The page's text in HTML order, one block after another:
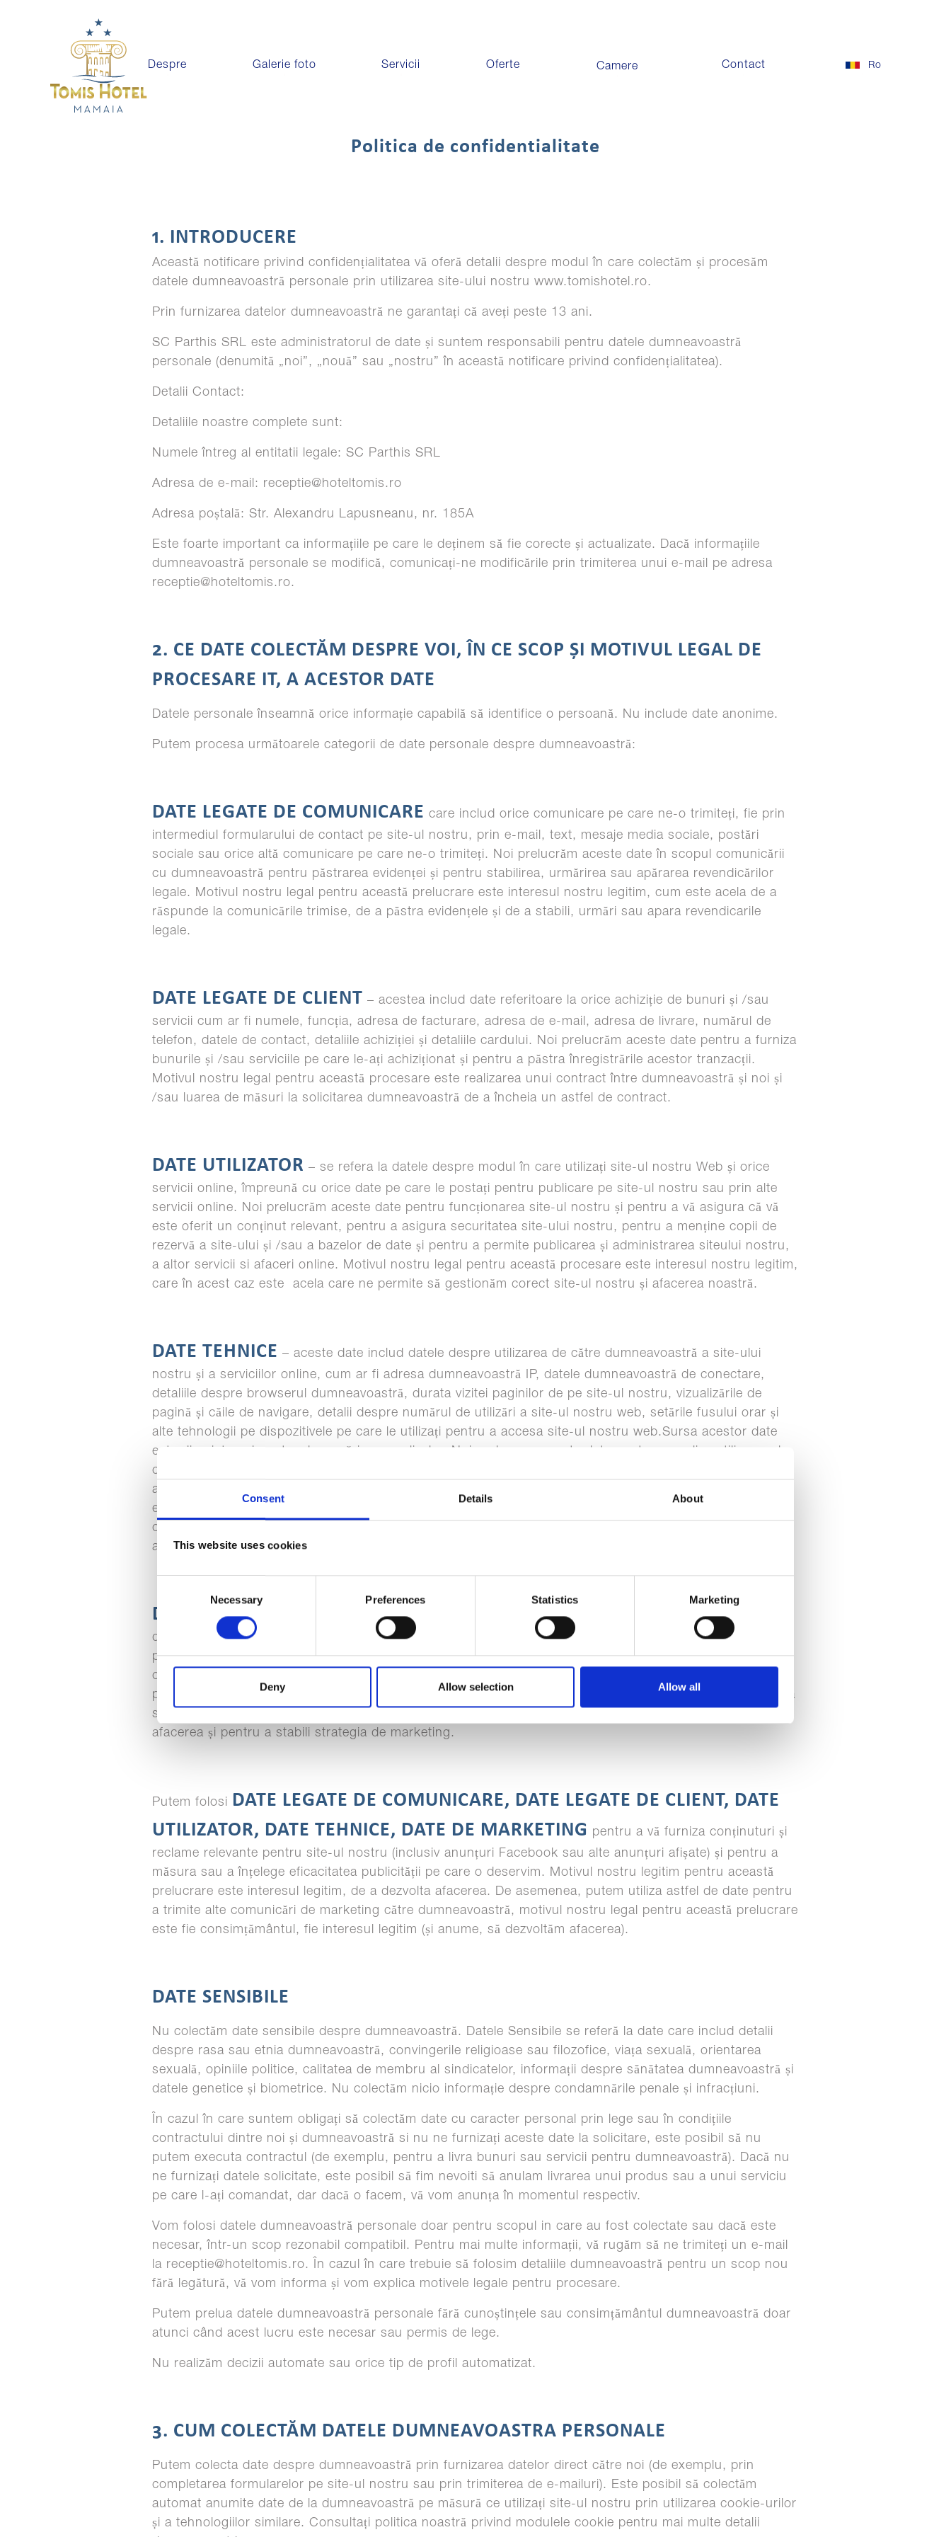
Consent Details About
This website uses cookies
Necessary Preferences Statistics Marketing
Deny Allow selection Allow all
Despre Galerie foto Servicii Oferte Camere Contact Ro
Politica de confidentialitate
1. INTRODUCERE
Această notificare privind confidențialitatea vă oferă detalii despre modul în care colectăm și procesăm
datele dumneavoastră personale prin utilizarea site-ului nostru www.tomishotel.ro.
Prin furnizarea datelor dumneavoastră ne garantați că aveți peste 13 ani.
SC Parthis SRL este administratorul de date și suntem responsabili pentru datele dumneavoastră
personale (denumită „noi”, „nouă” sau „nostru” în această notificare privind confidențialitatea).
Detalii Contact:
Detaliile noastre complete sunt:
Numele întreg al entitatii legale: SC Parthis SRL
Adresa de e-mail: receptie@hoteltomis.ro
Adresa poștală: Str. Alexandru Lapusneanu, nr. 185A
Este foarte important ca informațiile pe care le deținem să fie corecte și actualizate. Dacă informațiile
dumneavoastră personale se modifică, comunicați-ne modificările prin trimiterea unui e-mail pe adresa
receptie@hoteltomis.ro.
2. CE DATE COLECTĂM DESPRE VOI, ÎN CE SCOP ȘI MOTIVUL LEGAL DE
PROCESARE IT, A ACESTOR DATE
Datele personale înseamnă orice informație capabilă să identifice o persoană. Nu include date anonime.
Putem procesa următoarele categorii de date personale despre dumneavoastră:
DATE LEGATE DE COMUNICARE care includ orice comunicare pe care ne-o trimiteți, fie prin
intermediul formularului de contact pe site-ul nostru, prin e-mail, text, mesaje media sociale, postări
sociale sau orice altă comunicare pe care ne-o trimiteți. Noi prelucrăm aceste date în scopul comunicării
cu dumneavoastră pentru păstrarea evidenței și pentru stabilirea, urmărirea sau apărarea revendicărilor
legale. Motivul nostru legal pentru această prelucrare este interesul nostru legitim, cum este acela de a
răspunde la comunicările trimise, de a păstra evidențele și de a stabili, urmări sau apara revendicarile
legale.
DATE LEGATE DE CLIENT – acestea includ date referitoare la orice achiziție de bunuri și /sau
servicii cum ar fi numele, funcția, adresa de facturare, adresa de e-mail, adresa de livrare, numărul de
telefon, datele de contact, detaliile achiziției și detaliile cardului. Noi prelucrăm aceste date pentru a furniza
bunurile și /sau serviciile pe care le-ați achiziționat și pentru a păstra înregistrările acestor tranzacții.
Motivul nostru legal pentru această procesare este realizarea unui contract între dumneavoastră și noi și
/sau luarea de măsuri la solicitarea dumneavoastră de a încheia un astfel de contract.
DATE UTILIZATOR – se refera la datele despre modul în care utilizați site-ul nostru Web și orice
servicii online, împreună cu orice date pe care le postați pentru publicare pe site-ul nostru sau prin alte
servicii online. Noi prelucrăm aceste date pentru funcționarea site-ul nostru și pentru a vă asigura că vă
este oferit un conținut relevant, pentru a asigura securitatea site-ului nostru, pentru a menține copii de
rezervă a site-ului și /sau a bazelor de date și pentru a permite publicarea și administrarea siteului nostru,
a altor servicii si afaceri online. Motivul nostru legal pentru această procesare este interesul nostru legitim,
care în acest caz este acela care ne permite să gestionăm corect site-ul nostru și afacerea noastră.
DATE TEHNICE – aceste date includ datele despre utilizarea de către dumneavoastră a site-ului
nostru și a serviciilor online, cum ar fi adresa dumneavoastră IP, datele dumneavoastră de conectare,
detaliile despre browserul dumneavoastră, durata vizitei paginilor de pe site-ul nostru, vizualizările de
pagină și căile de navigare, detalii despre numărul de utilizări a site-ul nostru web, setările fusului orar și
alte tehnologii pe dispozitivele pe care le utilizați pentru a accesa site-ul nostru web.Sursa acestor date
este din sistemul nostru de urmărire a analizelor. Noi prelucram aceste date pentru a analiza utilizarea de
către dumneavoastră a site-ului nostru web și a altor servicii online, pentru a vă administra și a proteja
afacerea și site-ul web, pentru a vă oferi conținut și reclame relevante pentru site și pentru a înțelege
eficiența publicității noastre. Motivul nostru legal pentru această procesare este interesul nostru legitim,
care în acest caz ne permite să administrăm corect site-ul nostru și afacerea noastră și să ne dezvoltăm
afacerea și să ne stabilim strategia de marketing.
DATE DE MARKETING
– includ date despre preferințele dumneavoastră în primirea marketingului
de la noi și de la terții noștri și preferințele dumneavoastră de comunicare. Noi prelucram aceste date
pentru a vă permite să participați la promoțiile noastre, cum ar fi concursuri si oferte gratuite, pentru a vă
oferi conținut și reclame relevante pentru site și pentru a măsura sau a înțelege eficacitatea acestei
publicități. Motivul legal pentru această procesare este interesul nostru legitim, care în acest caz este de a
studia modul în care clienții utilizează produsele/serviciile noastre, pentru a le dezvolta, pentru a dezvolta
afacerea și pentru a stabili strategia de marketing.
Putem folosi DATE LEGATE DE COMUNICARE, DATE LEGATE DE CLIENT, DATE
UTILIZATOR, DATE TEHNICE, DATE DE MARKETING pentru a vă furniza conținuturi și
reclame relevante pentru site-ul nostru (inclusiv anunțuri Facebook sau alte anunțuri afișate) și pentru a
măsura sau a înțelege eficacitatea publicității pe care o deservim. Motivul nostru legitim pentru această
prelucrare este interesul legitim, de a dezvolta afacerea. De asemenea, putem utiliza astfel de date pentru
a trimite alte comunicări de marketing către dumneavoastră, motivul nostru legal pentru această prelucrare
este fie consimțământul, fie interesul legitim (și anume, să dezvoltăm afacerea).
DATE SENSIBILE
Nu colectăm date sensibile despre dumneavoastră. Datele Sensibile se referă la date care includ detalii
despre rasa sau etnia dumneavoastră, convingerile religioase sau filozofice, viața sexuală, orientarea
sexuală, opiniile politice, calitatea de membru al sindicatelor, informații despre sănătatea dumneavoastră și
datele genetice și biometrice. Nu colectăm nicio informație despre condamnările penale și infracțiuni.
În cazul în care suntem obligați să colectăm date cu caracter personal prin lege sau în condițiile
contractului dintre noi și dumneavoastră si nu ne furnizați aceste date la solicitare, este posibil să nu
putem executa contractul (de exemplu, pentru a livra bunuri sau servicii pentru dumneavoastră). Dacă nu
ne furnizați datele solicitate, este posibil să fim nevoiti să anulam livrarea unui produs sau a unui serviciu
pe care l-ați comandat, dar dacă o facem, vă vom anunța în momentul respectiv.
Vom folosi datele dumneavoastră personale doar pentru scopul in care au fost colectate sau dacă este
necesar, într-un scop rezonabil compatibil. Pentru mai multe informații, vă rugăm să ne trimiteți un e-mail
la receptie@hoteltomis.ro. În cazul în care trebuie să folosim detaliile dumneavoastră pentru un scop nou
fără legătură, vă vom informa și vom explica motivele legale pentru procesare.
Putem prelua datele dumneavoastră personale fără cunoștințele sau consimțământul dumneavoastră doar
atunci când acest lucru este necesar sau permis de lege.
Nu realizăm decizii automate sau orice tip de profil automatizat.
3. CUM COLECTĂM DATELE DUMNEAVOASTRA PERSONALE
Putem colecta date despre dumneavoastră prin furnizarea datelor direct către noi (de exemplu, prin
completarea formularelor pe site-ul nostru sau prin trimiterea de e-mailuri). Este posibil să colectăm
automat anumite date de la dumneavoastră pe măsură ce utilizați site-ul nostru prin utilizarea cookie-urilor
și a tehnologiilor similare. Consultați politica noastră privind modulele cookie pentru mai multe detalii